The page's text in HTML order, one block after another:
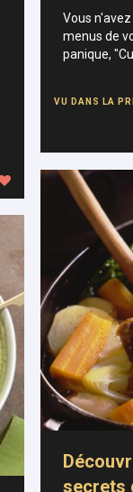
Vous
menus de
panique,
VU DANS LA
secrets